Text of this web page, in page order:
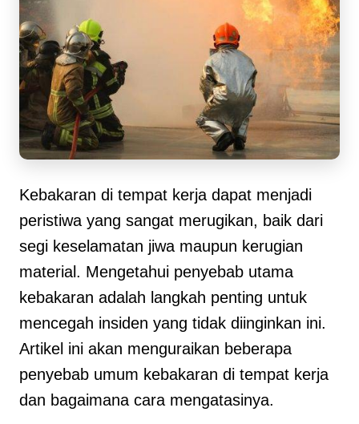
Kebakaran di tempat kerja dapat menjadi
peristiwa yang sangat merugikan, baik dari
segi keselamatan jiwa maupun kerugian
material. Mengetahui penyebab utama
kebakaran adalah langkah penting untuk
mencegah insiden yang tidak diinginkan ini.
Artikel ini akan menguraikan beberapa
penyebab umum kebakaran di tempat kerja
dan bagaimana cara mengatasinya.